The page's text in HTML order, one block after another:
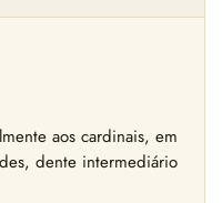
aos cardinais, em
dente intermediário